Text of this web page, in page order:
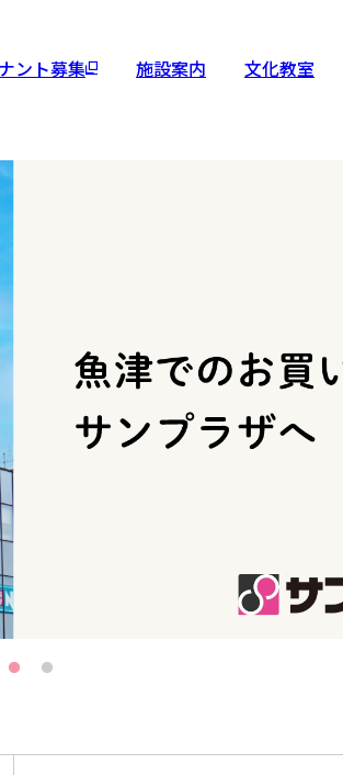
ント募集 施設案内 文化教室